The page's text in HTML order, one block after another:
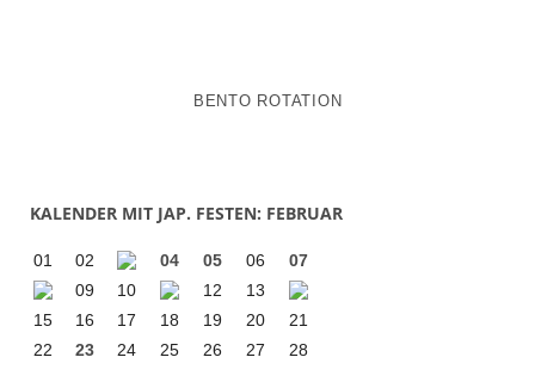
BENTO ROTATION
KALENDER MIT JAP. FESTEN: FEBRUAR
01 02 04 05 06
07
09
10 12
13
15
16 17 18 19 20
21
22
23 24 25 26 27 28